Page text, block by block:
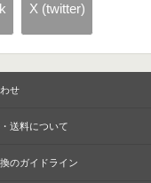
X (twitter)
せ
送料について
のガイドライン